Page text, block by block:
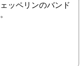
ッペリンのバンド